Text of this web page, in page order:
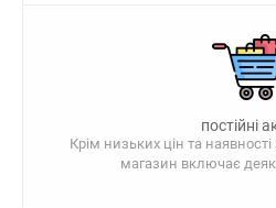
постійні
Крім низьких цін та
магазин включає